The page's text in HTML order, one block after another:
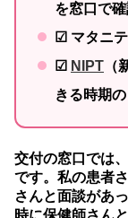
を窓口で
☑ マタニ
☑ NIPT （
きる時期
交付の窓口では
です。私の患者
さんと面談があ